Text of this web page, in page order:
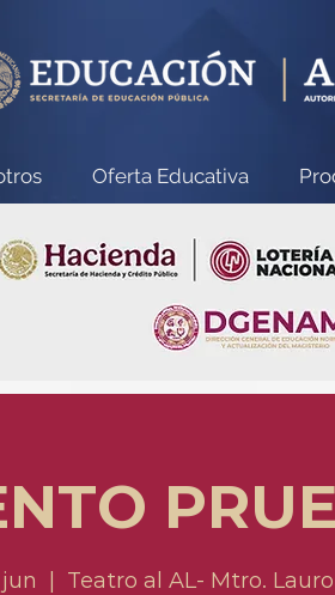
Oferta Educativa
Teatro al AL- Mtro.